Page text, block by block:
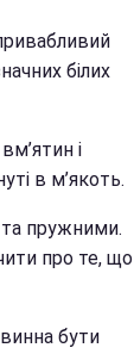
білих
і
в м’якоть.
пружними.
про те, що
бути